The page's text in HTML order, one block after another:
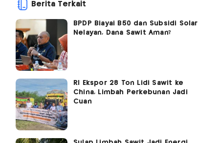
Berita Terkait
BPDP Biayai B50 dan Subsidi Solar
Nelayan, Dana Sawit Aman?
RI Ekspor 28 Ton Lidi Sawit ke
China, Limbah Perkebunan Jadi
Cuan